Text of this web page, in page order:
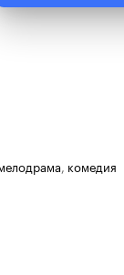
, комедия